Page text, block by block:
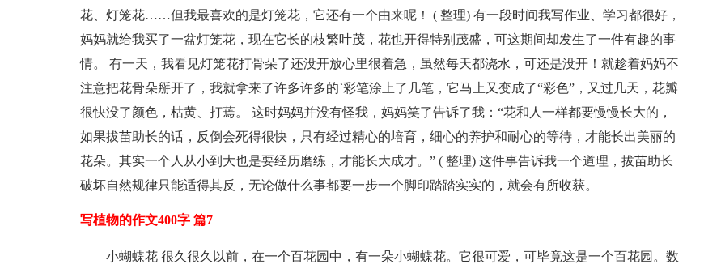
花、灯笼花……但我最喜欢的是灯笼花，它还有一个由来呢！ ( 整理) 有一段时间我写作业、学习都很好，
妈妈就给我买了一盆灯笼花，现在它长的枝繁叶茂，花也开得特别茂盛，可这期间却发生了一件有趣的事
情。 有一天，我看见灯笼花打骨朵了还没开放心里很着急，虽然每天都浇水，可还是没开！就趁着妈妈不
注意把花骨朵掰开了，我就拿来了许多许多的`彩笔涂上了几笔，它马上又变成了“彩色”，又过几天，花瓣
很快没了颜色，枯黄、打蔫。 这时妈妈并没有怪我，妈妈笑了告诉了我：“花和人一样都要慢慢长大的，
如果拔苗助长的话，反倒会死得很快，只有经过精心的培育，细心的养护和耐心的等待，才能长出美丽的
花朵。其实一个人从小到大也是要经历磨练，才能长大成才。” ( 整理) 这件事告诉我一个道理，拔苗助长
破坏自然规律只能适得其反，无论做什么事都要一步一个脚印踏踏实实的，就会有所收获。
写植物的作文400字 篇7
小蝴蝶花 很久很久以前，在一个百花园中，有一朵小蝴蝶花。它很可爱，可毕竟这是一个百花园。数